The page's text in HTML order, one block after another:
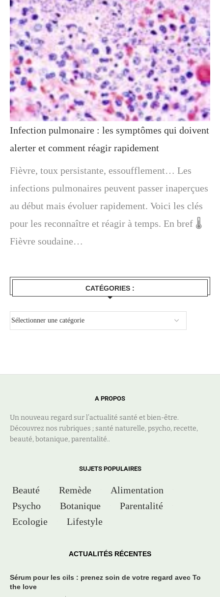
Infection pulmonaire : les symptômes qui doivent
alerter et comment réagir rapidement
Fièvre, toux persistante, essoufflement… Les
infections pulmonaires peuvent passer inaperçues
au début mais évoluer rapidement. Voici les clés
pour les reconnaître et réagir à temps. En bref 🌡️
Fièvre soudaine…
CATÉGORIES :
A PROPOS
Un nouveau regard sur l’actualité santé et bien-être.
Découvrez nos rubriques ; santé naturelle, psycho, recette,
beauté, botanique, parentalité..
SUJETS POPULAIRES
Beauté Remède
Alimentation
Psycho
Botanique
Parentalité
Ecologie
Lifestyle
ACTUALITÉS RÉCENTES
Sérum pour les cils : prenez soin de votre regard avec To
the love